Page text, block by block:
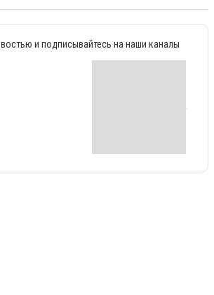
и подписывайтесь на наши каналы